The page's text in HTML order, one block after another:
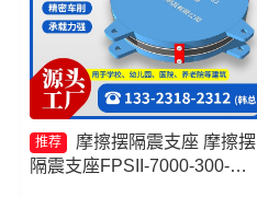
推荐
摩擦摆隔震支座 摩擦摆
隔震支座FPSII-7000-300-